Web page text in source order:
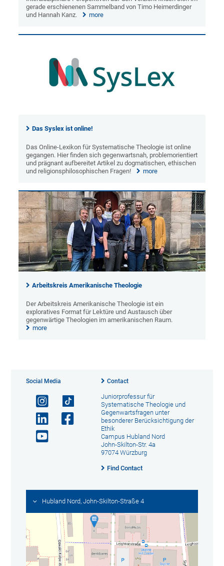
gerade erschienenen Sammelband von Timo Heimerdinger
und Hannah Kanz.
more
Das Syslex ist online!
Das Online-Lexikon für Systematische Theologie ist online
gegangen. Hier finden sich gegenwartsnah, problemorientiert
und prägnant aufbereitet Artikel zu dogmatischen, ethischen
und religionsphilosophischen Fragen!
more
Arbeitskreis Amerikanische Theologie
Der Arbeitskreis Amerikanische Theologie ist ein
exploratives Format für Lektüre und Austausch über
gegenwärtige Theologien im amerikanischen Raum.
more
Social Media Contact
Juniorprofessur für
Systematische Theologie und
Gegenwartsfragen unter
besonderer Berücksichtigung der
Ethik
Campus Hubland Nord
John-Skilton-Str. 4a
97074 Würzburg
Find Contact
Hubland Nord, John-Skilton-Straße 4